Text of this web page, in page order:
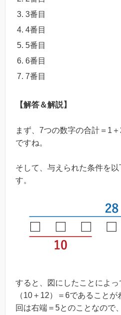
3番目
4番目
5番目
6番目
7番目
【解答＆解説】
まず、7つの数字の合計＝1
ですね。
そして、与えられた条件を
す。
すると、図にしたことによ
（10＋12）＝6であること
回は右端＝5とのことなので